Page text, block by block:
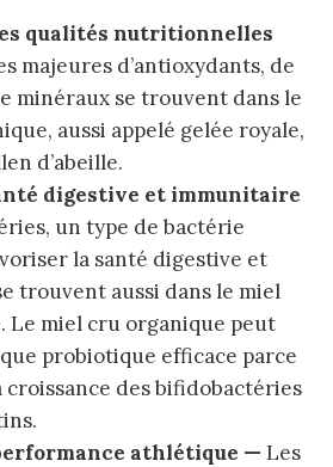
qualités nutritionnelles
majeures d’antioxydants, de
minéraux se trouvent dans le
aussi appelé gelée royale,
d’abeille.
digestive et immunitaire
un type de bactérie
la santé digestive et
trouvent aussi dans le miel
Le miel cru organique peut
probiotique efficace parce
croissance des bifidobactéries
athlétique — Les